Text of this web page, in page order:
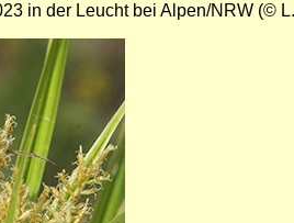
in der Leucht bei Alpen/NRW (©